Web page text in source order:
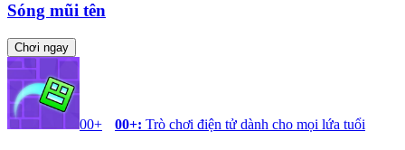
Sóng mũi tên
Chơi ngay
00+ 00+: Trò chơi điện tử dành cho mọi lứa tuổi